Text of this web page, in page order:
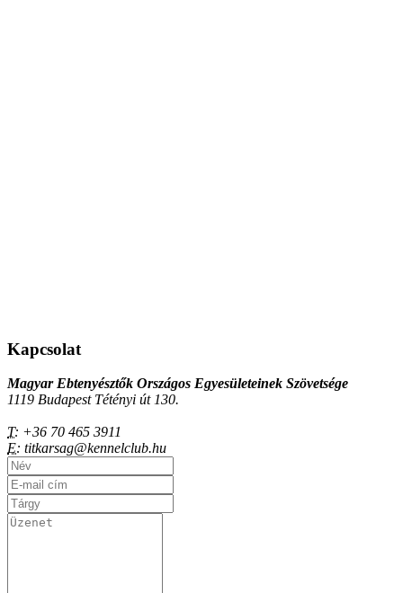
Kapcsolat
Magyar Ebtenyésztők Országos Egyesületeinek Szövetsége
1119 Budapest Tétényi út 130.
T: +36 70 465 3911
E: titkarsag@kennelclub.hu